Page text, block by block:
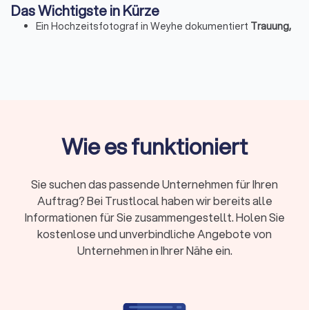
Das Wichtigste in Kürze
Ein Hochzeitsfotograf in Weyhe dokumentiert Trauung,
Auf Trustlocal sehen Sie komplettePortfolios
vergleichenBildstile und Filteroptionen
Fordern Sie bis zuvier kostenlose Angebotean, um
Preise, Leistungen und Verfügbarkeiten der Fotografen
in Weyhe direkt zu vergleichen.
Wie es funktioniert
Sie suchen das passende Unternehmen für Ihren
Auftrag? Bei Trustlocal haben wir bereits alle
Informationen für Sie zusammengestellt. Holen Sie
kostenlose und unverbindliche Angebote von
Unternehmen in Ihrer Nähe ein.